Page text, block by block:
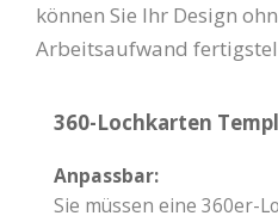
können Sie Ihr Design
Arbeitsaufwand
360-Lochkarten
Anpassbar:
Sie müssen eine 360er-